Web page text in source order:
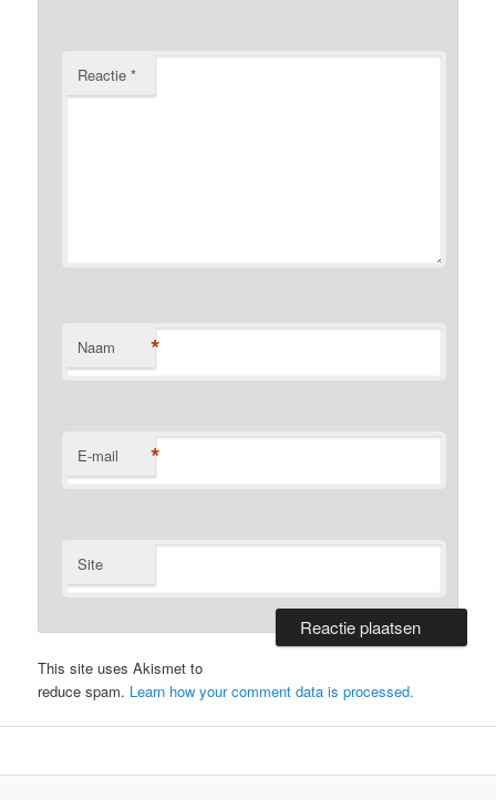
Reactie*
Naam *
E-mail *
Site
This site uses Akismet to
reduce spam. Learn how your comment data is processed.